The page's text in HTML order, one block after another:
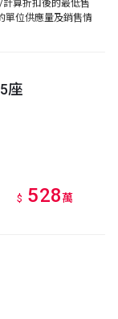
算折扣後的最低售
單位供應量及銷售情
座
$ 528萬